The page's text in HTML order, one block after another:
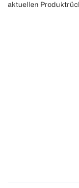
aktuellen